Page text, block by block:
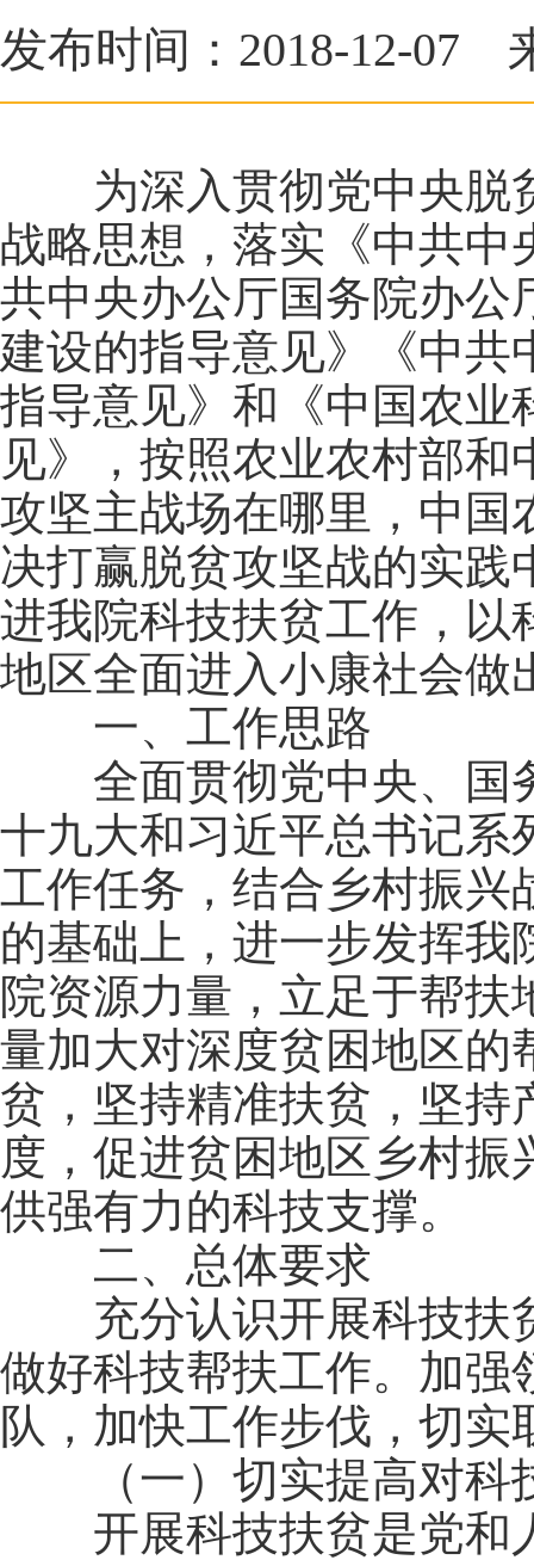
发布时间：2018-12-07
为深入贯彻党中央脱
战略思想，落实《中共中
共中央办公厅国务院办公
建设的指导意见》《中共
指导意见》和《中国农业
见》，按照农业农村部
攻坚主战场在哪里，中国
决打赢脱贫攻坚战的实
进我院科技扶贫工作，以
地区全面进入小康社会做
一、工作思路
全面贯彻党中央、国
十九大和习近平总书记系
工作任务，结合乡村振兴
的基础上，进一步发挥
院资源力量，立足于帮
量加大对深度贫困地区的
贫，坚持精准扶贫，坚持
度，促进贫困地区乡村振
供强有力的科技支撑
二、总体要求
充分认识开展科技扶
做好科技帮扶工作。加强
队，加快工作步伐，切实
（一）切实提高对科
开展科技扶贫是党和